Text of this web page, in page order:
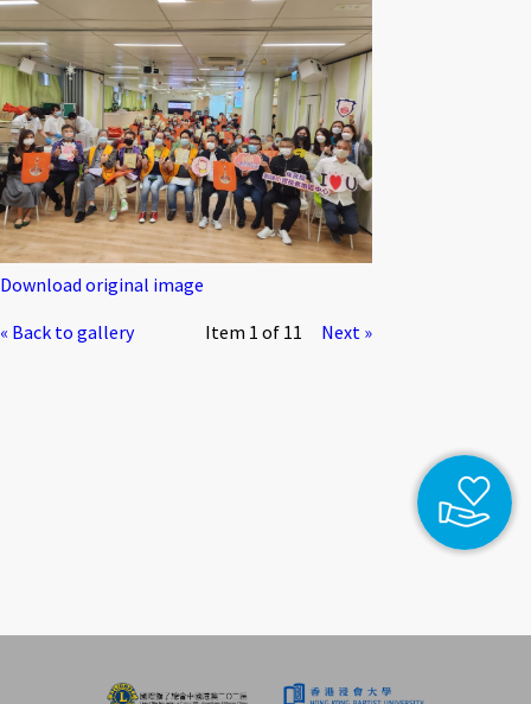
Download original image
« Back to gallery
Item 1 of 11 Next »